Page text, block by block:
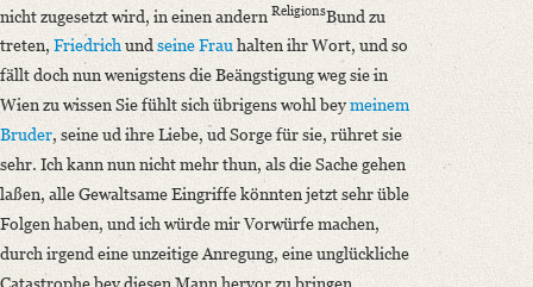
nicht zugesetzt wird, in einen andern ReligionsBund zu
treten, Friedrichundseine Frauhalten ihr Wort, und so
fällt doch nun wenigstens die Beängstigung weg sie in
Wien zu wissen Sie fühlt sich übrigens wohl beymeinem
Bruder, seine ud ihre Liebe, ud Sorge für sie, rühret sie
sehr. Ich kann nun nicht mehr thun, als die Sache gehen
laßen, alle Gewaltsame Eingriffe könnten jetzt sehr üble
Folgen haben, und ich würde mir Vorwürfe machen,
durch irgend eine unzeitige Anregung, eine unglückliche